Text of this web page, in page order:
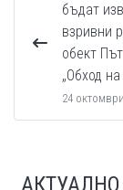
бъдат
взривни
обект
„Обход
24